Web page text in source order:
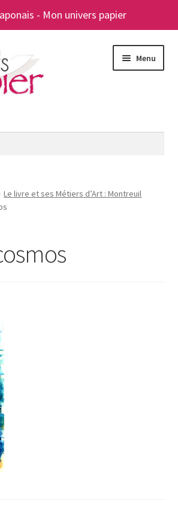
- Mon univers papier
Menu
le
Le livre et ses Métiers d’Art : Montreuil